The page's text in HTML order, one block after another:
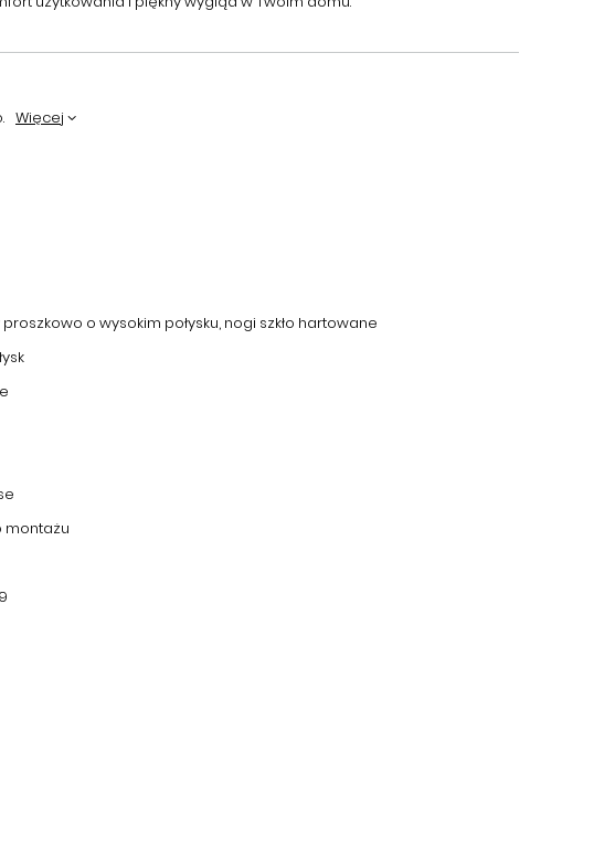
Więcej
o wysokim połysku, nogi szkło hartowane
montażu